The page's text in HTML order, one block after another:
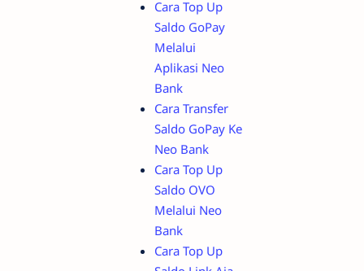
Cara Top Up
Saldo GoPay
Melalui
Aplikasi Neo
Bank
Cara Transfer
Saldo GoPay Ke
Neo Bank
Cara Top Up
Saldo OVO
Melalui Neo
Bank
Cara Top Up